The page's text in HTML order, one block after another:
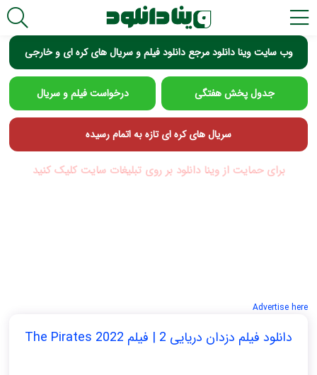
وب سایت وینا دانلود مرجع دانلود فیلم و سریال های کره ای و خارجی
جدول پخش هفتگی درخواست فیلم و سریال
سریال های کره ای تازه به اتمام رسیده
برای حمایت از وینا دانلود بر روی تبلیغات سایت کلیک کنید
Advertise here
دانلود فیلم دزدان دریایی 2 | فیلم The Pirates 2022